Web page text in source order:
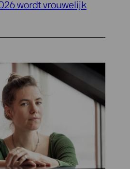
wordt vrouwelijk